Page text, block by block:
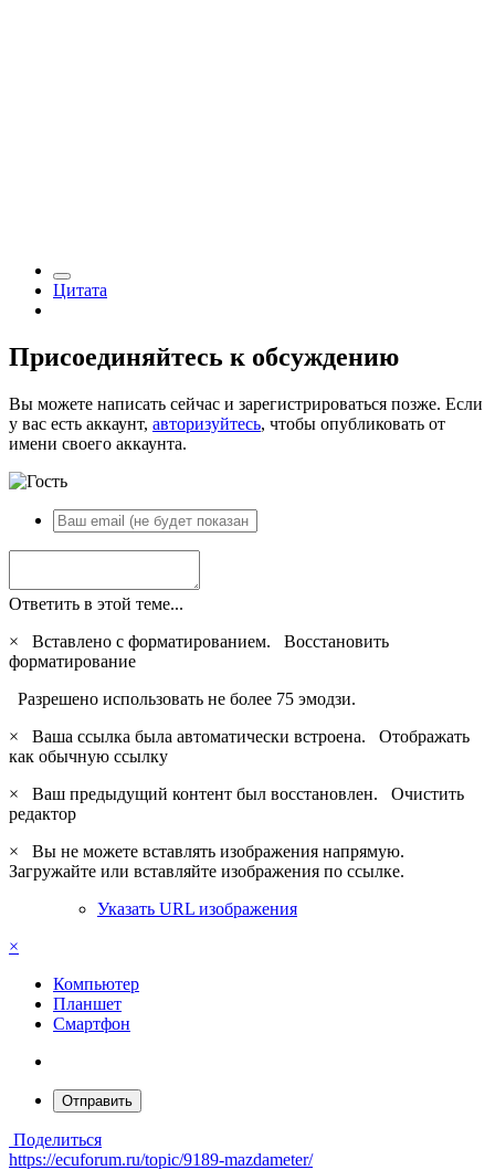
Цитата
Присоединяйтесь к обсуждению
Вы можете написать сейчас и зарегистрироваться позже. Если
у вас есть аккаунт, авторизуйтесь, чтобы опубликовать от
имени своего аккаунта.
Ответить в этой теме...
×
Вставлено с форматированием. Восстановить
форматирование
Разрешено использовать не более 75 эмодзи.
×
Ваша ссылка была автоматически встроена. Отображать
как обычную ссылку
×
Ваш предыдущий контент был восстановлен. Очистить
редактор
×
Вы не можете вставлять изображения напрямую.
Загружайте или вставляйте изображения по ссылке.
Указать URL изображения
×
Компьютер
Планшет
Смартфон
Отправить
Поделиться
https://ecuforum.ru/topic/9189-mazdameter/